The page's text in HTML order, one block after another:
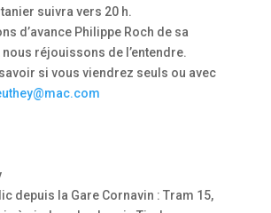
suivra vers 20 h.
d’avance Philippe Roch de sa
réjouissons de l’entendre.
si vous viendrez seuls ou avec
depuis la Gare Cornavin : Tram 15,